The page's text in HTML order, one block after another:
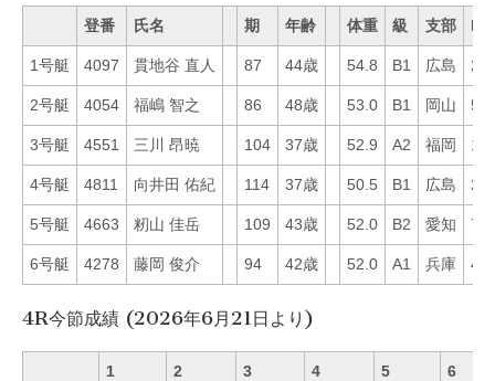
登番 氏名 期 年齢 体重 級 支部 Mo
1号艇 4097 貫地谷 直人 87 44歳 54.8 B1 広島 26
2号艇 4054 福嶋 智之 86 48歳 53.0 B1 岡山 55
3号艇 4551 三川 昂暁 104 37歳 52.9 A2 福岡 14
4号艇 4811 向井田 佑紀 114 37歳 50.5 B1 広島 20
5号艇 4663 籾山 佳岳 109 43歳 52.0 B2 愛知 7
6号艇 4278 藤岡 俊介 94 42歳 52.0 A1 兵庫 41
4R今節成績 (2026年6月21日より)
1 2 3 4 5 6